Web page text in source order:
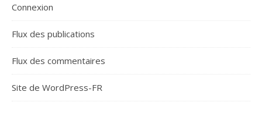
Connexion
Flux des publications
Flux des commentaires
Site de WordPress-FR